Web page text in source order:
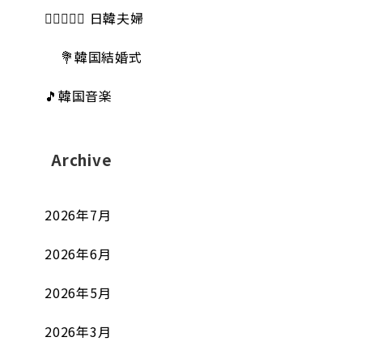
👩🏻‍❤️‍👨🏻 日韓夫婦
💐韓国結婚式
🎵韓国音楽
Archive
2026年7月
2026年6月
2026年5月
2026年3月